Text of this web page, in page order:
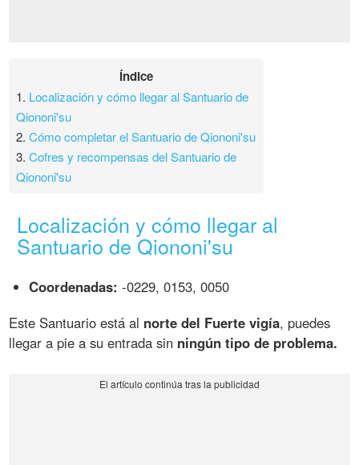
Índice
1. Localización y cómo llegar al Santuario de
Qiononi'su
2.Cómo completar el Santuario de Qiononi'su
3.Cofres y recompensas del Santuario de
Qiononi'su
Localización y cómo llegar al
Santuario de Qiononi'su
Coordenadas: -0229, 0153, 0050
Este Santuario está al norte del Fuerte vigía, puedes
llegar a pie a su entrada sin ningún tipo de problema.